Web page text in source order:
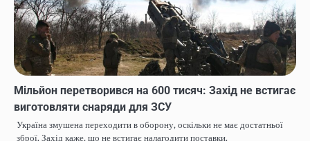
Мільйон перетворився на 600 тисяч: Захід не встигає
виготовляти снаряди для ЗСУ
Україна змушена переходити в оборону, оскільки не має достатньої
зброї. Захід каже, що не встигає налагодити поставки.